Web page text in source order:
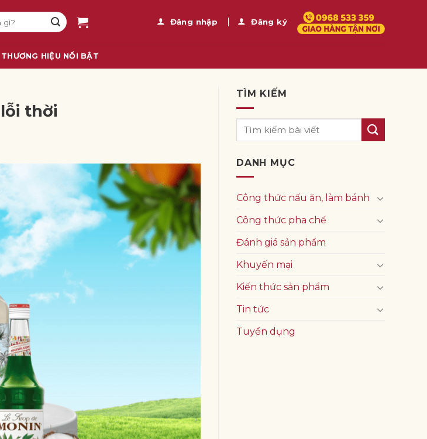
Đăng nhập Đăng ký
THƯƠNG HIỆU NỔI BẬT
thời
TÌM KIẾM
DANH MỤC
Công thức nấu ăn, làm bánh
Công thức pha chế
Đánh giá sản phẩm
Khuyến mại
Kiến thức sản phẩm
Tin tức
Tuyển dụng